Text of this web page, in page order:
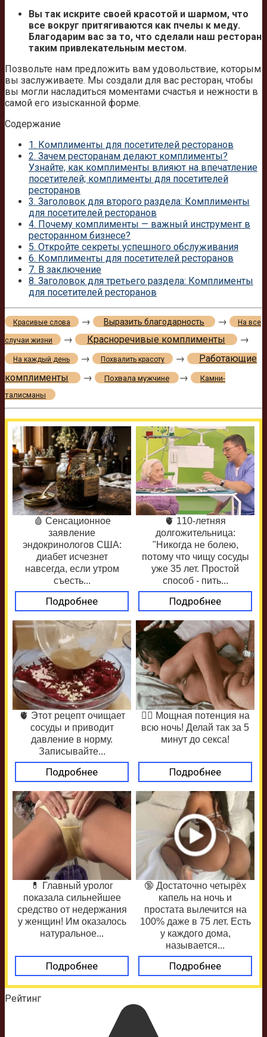
Вы так искрите своей красотой и шармом, что
все вокруг притягиваются как пчелы к меду.
Благодарим вас за то, что сделали наш ресторан
таким привлекательным местом.
Позвольте нам предложить вам удовольствие, которым
вы заслуживаете. Мы создали для вас ресторан, чтобы
вы могли насладиться моментами счастья и нежности в
самой его изысканной форме.
Содержание
1. Комплименты для посетителей ресторанов
2. Зачем ресторанам делают комплименты?
Узнайте, как комплименты влияют на впечатление
посетителей; комплименты для посетителей
ресторанов
3. Заголовок для второго раздела: Комплименты
для посетителей ресторанов
4. Почему комплименты — важный инструмент в
ресторанном бизнесе?
5. Откройте секреты успешного обслуживания
6. Комплименты для посетителей ресторанов
7. В заключение
8. Заголовок для третьего раздела: Комплименты
для посетителей ресторанов
Красивые слова → Выразить благодарность → На все
случаи жизни → Красноречивые комплименты →
На каждый день → Похвалить красоту →
Работающие
комплименты
→ Похвала мужчине →
Камни-
талисманы
🩸 Сенсационное
заявление
эндокринологов США:
диабет исчезнет
навсегда, если утром
съесть...
Подробнее
🫀 110-летняя
долгожительница:
"Никогда не болею,
потому что чищу сосуды
уже 35 лет. Простой
способ - пить...
Подробнее
🫀 Этот рецепт очищает
сосуды и приводит
давление в норму.
Записывайте...
Подробнее
❤️‍🔥 Мощная потенция на
всю ночь! Делай так за 5
минут до секса!
Подробнее
💊 Главный уролог
показала сильнейшее
средство от недержания
у женщин! Им оказалось
натуральное...
Подробнее
🔞 Достаточно четырёх
капель на ночь и
простата вылечится на
100% даже в 75 лет. Есть
у каждого дома,
называется...
Подробнее
Рейтинг